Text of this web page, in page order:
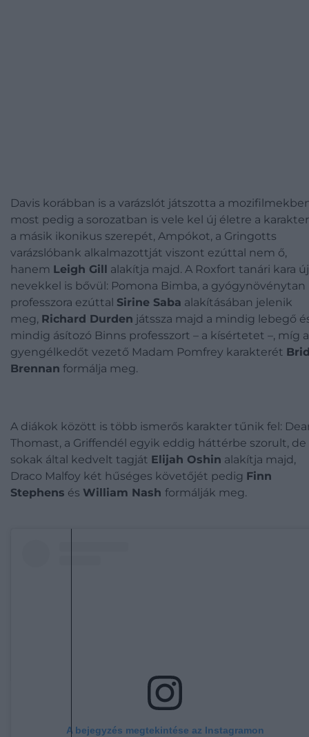
Davis korábban is a varázslót játszotta a
most pedig a sorozatban is vele kel új életre a
a másik ikonikus szerepét, Ampókot, a Gringotts
varázslóbank alkalmazottját viszont ezúttal nem ő,
hanem Leigh Gill alakítja majd. A Roxfort tanári kara új
nevekkel is bővül: Pomona Bimba, a gyógynövénytan
professzora ezúttal Sirine Saba alakításában jelenik
meg, Richard Durden játssza majd a mindig lebegő
mindig ásítozó Binns professzort – a kísértetet –, míg a
gyengélkedőt vezető Madam Pomfrey karakterét
Brennan formálja meg.
A diákok között is több ismerős karakter tűnik fel:
Thomast, a Griffendél egyik eddig háttérbe szorult, de
sokak által kedvelt tagját Elijah Oshin alakítja majd,
Draco Malfoy két hűséges követőjét pedig Finn
Stephens és William Nash formálják meg.
A bejegyzés megtekintése az Instagramon